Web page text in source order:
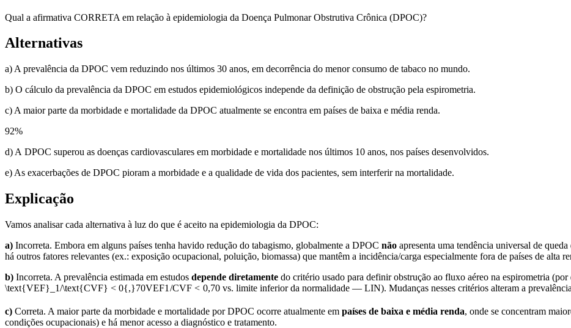
Qual a afirmativa CORRETA em relação à epidemiologia da Doença Pulmonar Obstrutiva Crônica (DPOC)?
Alternativas
a) A prevalência da DPOC vem reduzindo nos últimos 30 anos, em decorrência do menor consumo de tabaco no mundo.
b) O cálculo da prevalência da DPOC em estudos epidemiológicos independe da definição de obstrução pela espirometria.
c) A maior parte da morbidade e mortalidade da DPOC atualmente se encontra em países de baixa e média renda.
92%
d) A DPOC superou as doenças cardiovasculares em morbidade e mortalidade nos últimos 10 anos, nos países desenvolvidos.
e) As exacerbações de DPOC pioram a morbidade e a qualidade de vida dos pacientes, sem interferir na mortalidade.
Explicação
Vamos analisar cada alternativa à luz do que é aceito na epidemiologia da DPOC:
a) Incorreta. Embora em alguns países tenha havido redução do tabagismo, globalmente a DPOC não apresenta uma tendência universal de
há outros fatores relevantes (ex.: exposição ocupacional, poluição, biomassa) que mantêm a incidência/carga especialmente fora de países de alta
b) Incorreta. A prevalência estimada em estudos depende diretamente do critério usado para definir obstrução ao fluxo aéreo na espirometria
\text{VEF}_1/\text{CVF} < 0{,}70VEF1 /CVF < 0,70vs. limite inferior da normalidade — LIN). Mudanças nesses critérios alteram a
c) Correta. A maior parte da morbidade e mortalidade por DPOC ocorre atualmente em países de baixa e média renda, onde se concentram
condições ocupacionais) e há menor acesso a diagnóstico e tratamento.